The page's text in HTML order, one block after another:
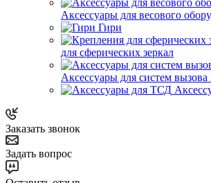
Аксессуары для весового
Гири
для сферических зеркал
Аксессуары для систем вызова
Заказать звонок
Задать вопрос